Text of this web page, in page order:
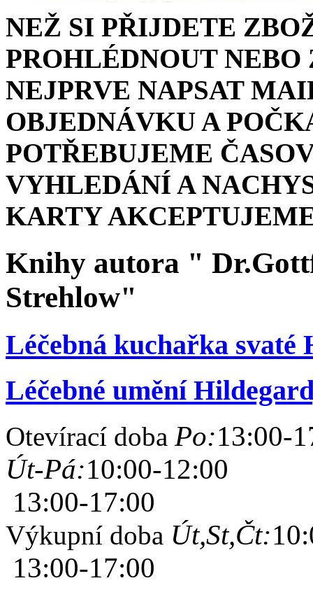
NEŽ SI PŘIJDETE
PROHLÉDNOUT
NEJPRVE NAPSAT
OBJEDNÁVKU A
POTŘEBUJEME
VYHLEDÁNÍ A
KARTY
Knihy autora "
Strehlow"
Léčebná kuchařka svaté
Léčebné umění
Otevírací doba Po:13:00-
Út-Pá:10:00-12:00
13:00-17:00
Výkupní doba Út,St,Čt:
13:00-17:00